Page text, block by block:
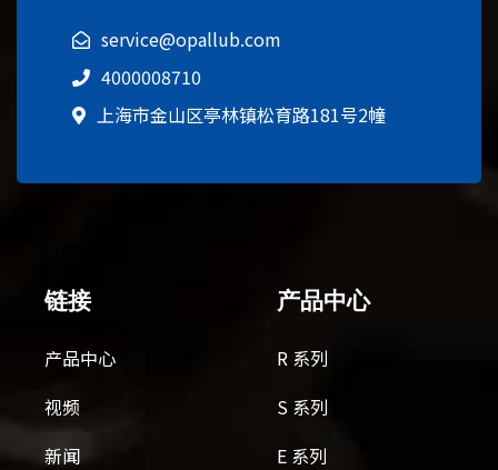
service@opallub.com
4000008710
上海市金山区亭林镇松育路181号2幢
链接
产品中心
视频
新闻
产品中心
R 系列
S 系列
E 系列